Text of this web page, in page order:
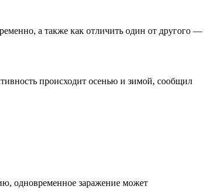
а также как отличить один от другого —
происходит осенью и зимой, сообщил
одновременное заражение может